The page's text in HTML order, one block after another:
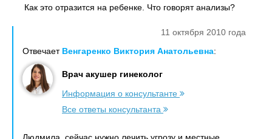
Как это отразится на ребенке. Что говорят анализы?
11 октября 2010 года
Отвечает Венгаренко Виктория Анатольевна:
Врач акушер гинеколог
Информация о консультанте
Все ответы консультанта